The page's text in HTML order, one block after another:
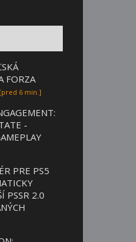
FORZA
[pred 6 min.]
-
PRE PS5
PSSR 2.0